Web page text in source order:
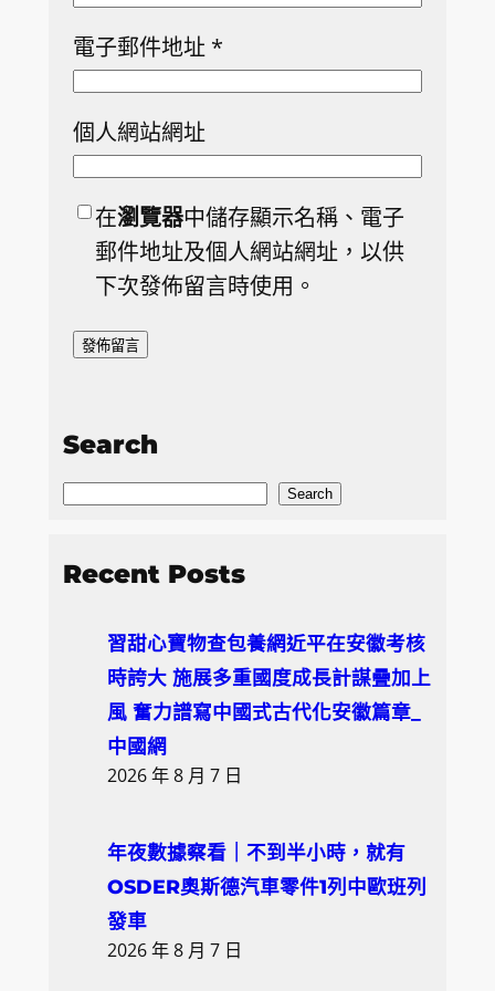
電子郵件地址 *
個人網站網址
在瀏覽器中儲存顯示名稱、電子
郵件地址及個人網站網址，以供
下次發佈留言時使用。
Search
S
a
Search
Recent Posts
習甜心寶物查包養網近平在安徽考核
時誇大 施展多重國度成長計謀疊加上
風 奮力譜寫中國式古代化安徽篇章_
中國網
2026 年 8 月 7 日
年夜數據察看｜不到半小時，就有
OSDER奧斯德汽車零件1列中歐班列
發車
2026 年 8 月 7 日